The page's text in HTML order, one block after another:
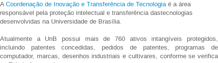
ACoordenação de Inovação e Transferência de Tecnologiaé a área
responsável pela proteção intelectual e transferência dastecnologias
desenvolvidas na Universidade de Brasília.
Atualmente a UnB possui mais de 760 ativos intangíveis protegidos,
incluindo patentes concedidas, pedidos de patentes, programas de
computador, marcas, desenhos industriais e cultivares, conforme se verifica